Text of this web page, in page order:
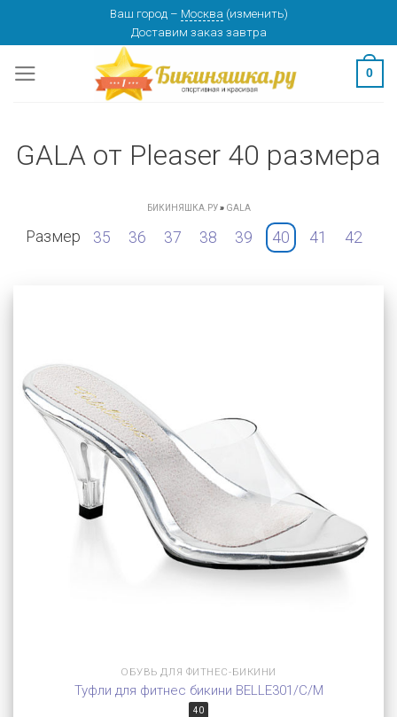
content
Ваш город – Москва (изменить)
Доставим заказ завтра
0
GALA от Pleaser 40 размера
БИКИНЯШКА.РУ» GALA
Размер 35 36 37 38 39 40 41 42
ОБУВЬ ДЛЯ ФИТНЕС-БИКИНИ
Туфли для фитнес бикини BELLE301/C/M
40